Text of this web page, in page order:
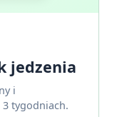
jedzenia
i
tygodniach.